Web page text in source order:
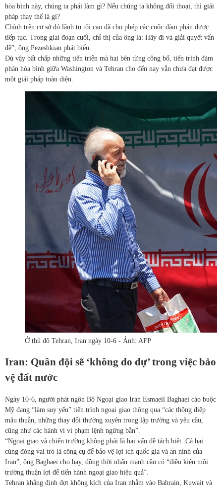
hòa bình này, chúng ta phải làm gì? Nếu chúng ta không đối thoại, thì giải
pháp thay thế là gì?
Chính trên cơ sở đó lãnh tụ tối cao đã cho phép các cuộc đàm phán được
tiếp tục. Trong giai đoạn cuối, chỉ thị của ông là: Hãy đi và giải quyết vấn
đề”, ông Pezeshkian phát biểu.
Dù vậy bất chấp những tiến triển mà hai bên từng công bố, tiến trình đàm
phán hòa bình giữa Washington và Tehran cho đến nay vẫn chưa đạt được
một giải pháp toàn diện.
Ở thủ đô Tehran, Iran ngày 10-6 - Ảnh: AFP
Iran: Quân đội sẽ ‘không do dự’ trong việc bảo
vệ đất nước
Ngày 10-6, người phát ngôn Bộ Ngoại giao Iran Esmaeil Baghaei cáo buộc
Mỹ đang “làm suy yếu” tiến trình ngoại giao thông qua “các thông điệp
mâu thuẫn, những thay đổi thường xuyên trong lập trường và yêu cầu,
cũng như các hành vi vi phạm lệnh ngừng bắn”.
“Ngoại giao và chiến trường không phải là hai vấn đề tách biệt. Cả hai
cùng đóng vai trò là công cụ để bảo vệ lợi ích quốc gia và an ninh của
Iran”, ông Baghaei cho hay, đồng thời nhấn mạnh cần có “điều kiện môi
trường thuận lợi để tiến hành ngoại giao hiệu quả”.
Tehran khẳng định đợt không kích của Iran nhằm vào Bahrain, Kuwait và